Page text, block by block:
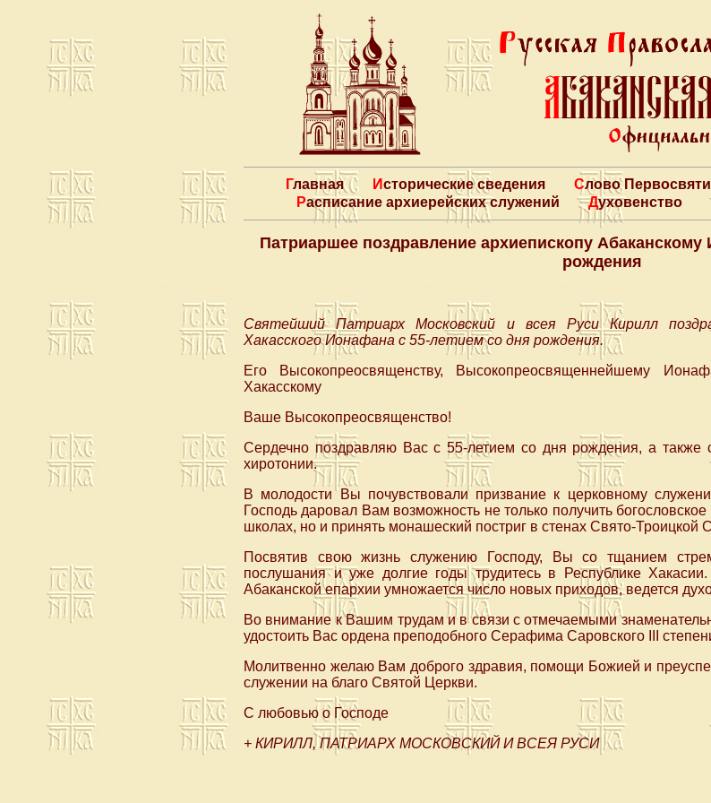
Главная Исторические сведения Слово
Расписание архиерейских служений
Духовенство
Патриаршее поздравление архиепископу
рождения
Святейший Патриарх Московский и всея Руси Кирилл
Хакасского Ионафана с 55-летием со дня рождения.
Его Высокопреосвященству, Высокопреосвященнейшему
Хакасскому
Ваше Высокопреосвященство!
Сердечно поздравляю Вас с 55-летием со дня рождения, а также
хиротонии.
В молодости Вы почувствовали призвание к церковному
Господь даровал Вам возможность не только получить
школах, но и принять монашеский постриг в стенах Свято-Троицкой
Посвятив свою жизнь служению Господу, Вы со тщанием
послушания и уже долгие годы трудитесь в Республике
Абаканской епархии умножается число новых приходов, ведется
Во внимание к Вашим трудам и в связи с отмечаемыми
удостоить Вас ордена преподобного Серафима Саровского III
Молитвенно желаю Вам доброго здравия, помощи Божией и
служении на благо Святой Церкви.
С любовью о Господе
+ КИРИЛЛ, ПАТРИАРХ МОСКОВСКИЙ И ВСЕЯ РУСИ